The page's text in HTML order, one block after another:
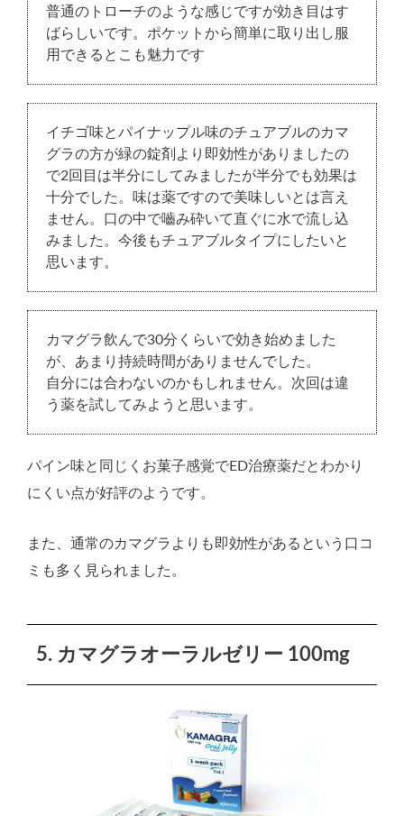
普通のトローチのような感じですが効き目はす
ばらしいです。ポケットから簡単に取り出し服
用できるとこも魅力です
イチゴ味とパイナップル味のチュアブルのカマ
グラの方が緑の錠剤より即効性がありましたの
で2回目は半分にしてみましたが半分でも効果は
十分でした。味は薬ですので美味しいとは言え
ません。口の中で嚙み砕いて直ぐに水で流し込
みました。今後もチュアブルタイプにしたいと
思います。
カマグラ飲んで30分くらいで効き始めました
が、あまり持続時間がありませんでした。
自分には合わないのかもしれません。次回は違
う薬を試してみようと思います。
パイン味と同じくお菓子感覚でED治療薬だとわかり
にくい点が好評のようです。
また、通常のカマグラよりも即効性があるという口コ
ミも多く見られました。
5. カマグラオーラルゼリー 100mg